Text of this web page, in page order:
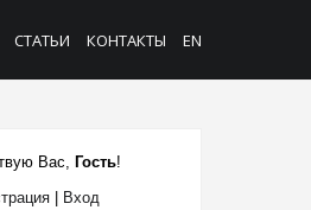
СТАТЬИ КОНТАКТЫ EN
Вас, Гость!
| Вход